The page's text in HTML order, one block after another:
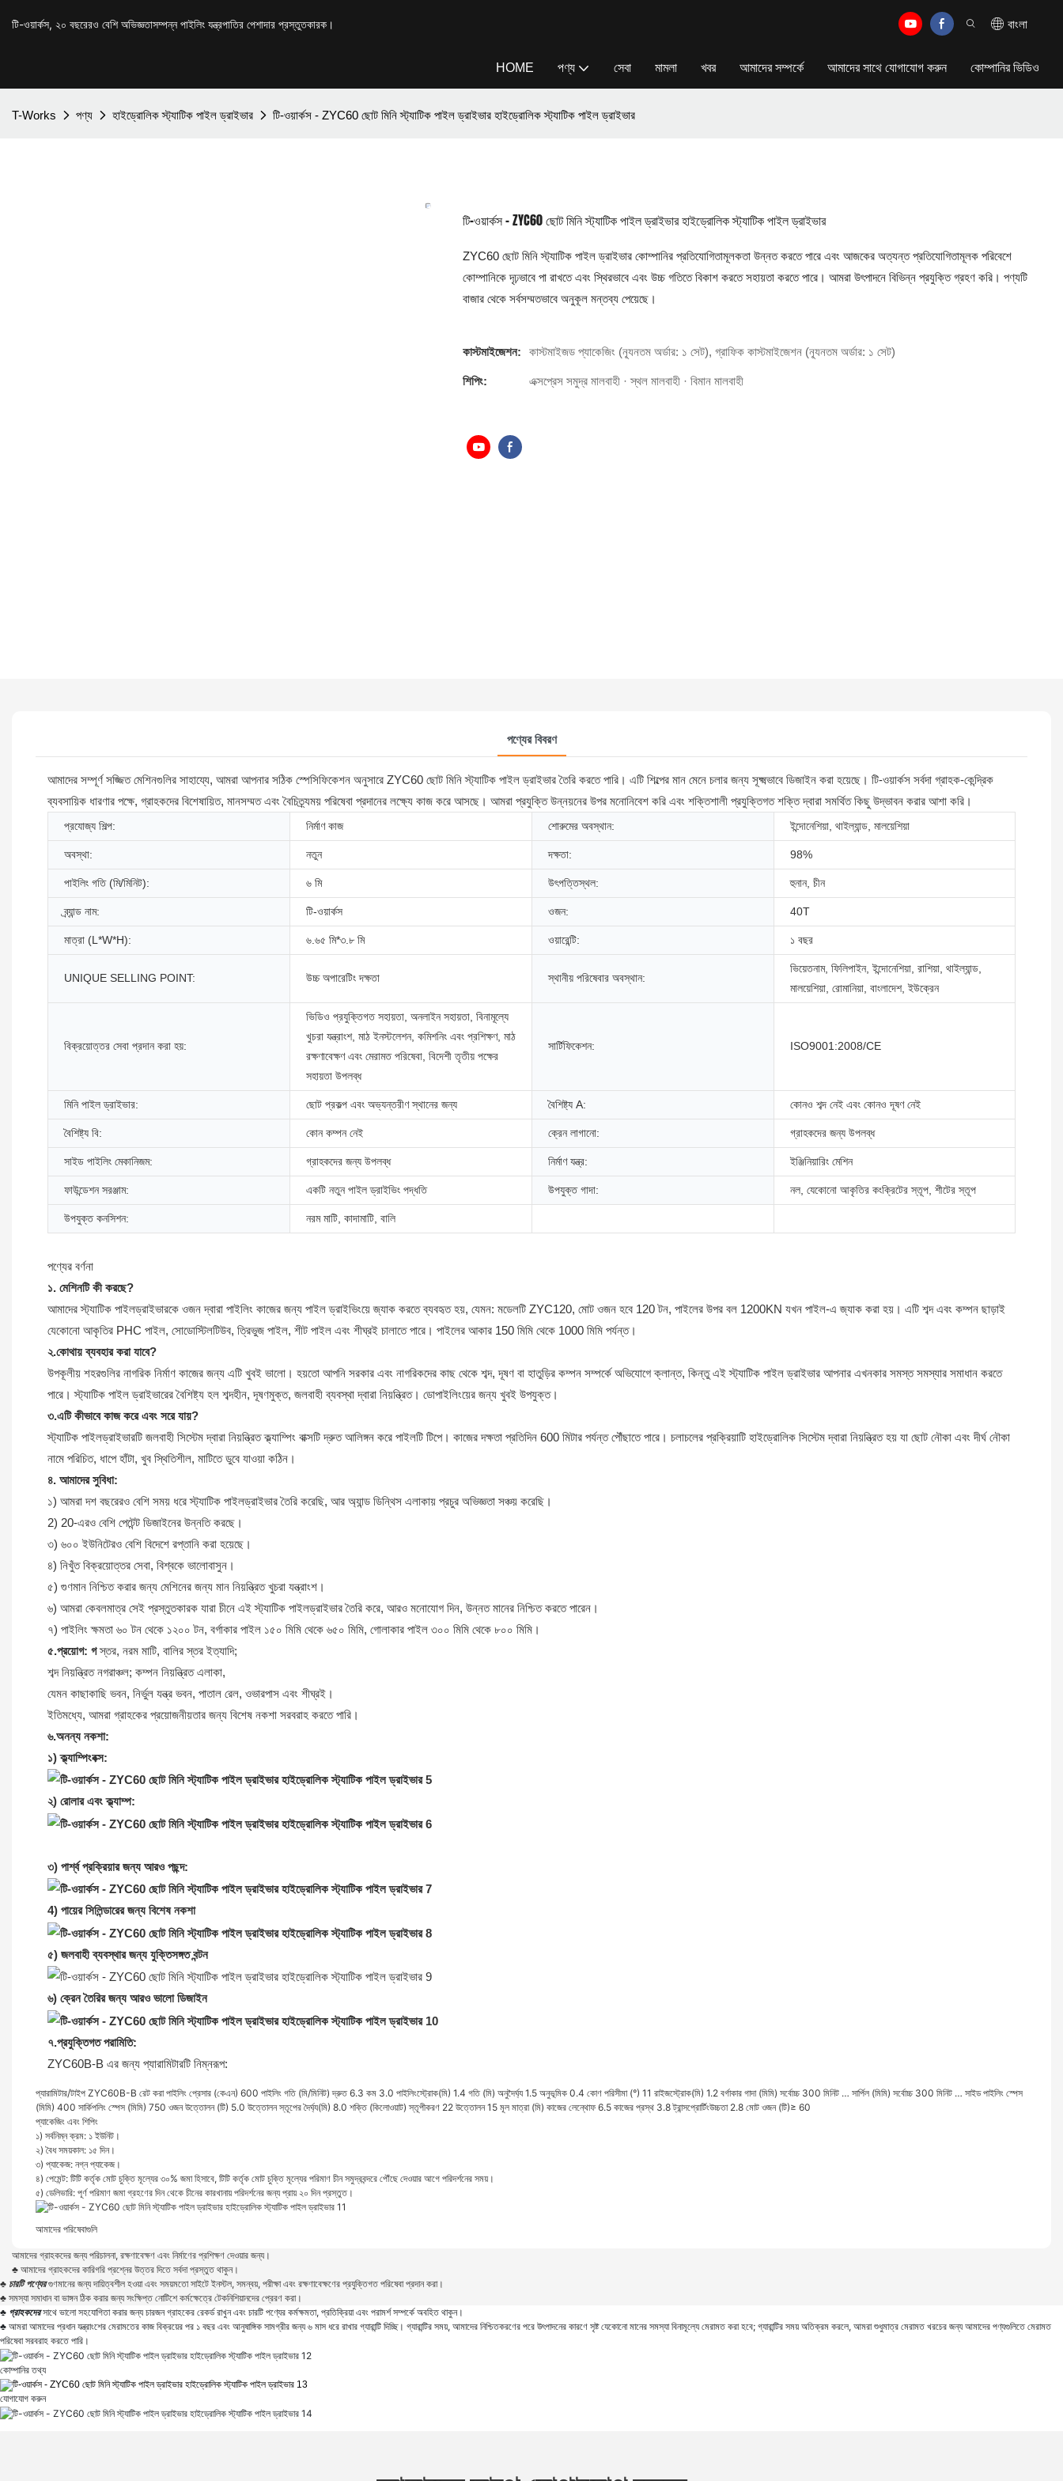
টি-ওয়ার্কস, ২০ বছরেরও বেশি অভিজ্ঞতাসম্পন্ন পাইলিং যন্ত্রপাতির পেশাদার প্রস্তুতকারক। বাংলা
HOME পণ্য সেবা মামলা খবর আমাদের সম্পর্কে আমাদের সাথে যোগাযোগ করুন কোম্পানির ভিডিও
T-Works পণ্য হাইড্রোলিক স্ট্যাটিক পাইল ড্রাইভার টি-ওয়ার্কস - ZYC60 ছোট মিনি স্ট্যাটিক পাইল ড্রাইভার হাইড্রোলিক স্ট্যাটিক পাইল ড্রাইভার
টি-ওয়ার্কস - ZYC60 ছোট মিনি স্ট্যাটিক পাইল ড্রাইভার হাইড্রোলিক স্ট্যাটিক পাইল ড্রাইভার
ZYC60 ছোট মিনি স্ট্যাটিক পাইল ড্রাইভার কোম্পানির প্রতিযোগিতামূলকতা উন্নত করতে পারে এবং আজকের অত্যন্ত প্রতিযোগিতামূলক পরিবেশে
কোম্পানিকে দৃঢ়ভাবে পা রাখতে এবং স্থিরভাবে এবং উচ্চ গতিতে বিকাশ করতে সহায়তা করতে পারে। আমরা উৎপাদনে বিভিন্ন প্রযুক্তি গ্রহণ করি। পণ্যটি
বাজার থেকে সর্বসম্মতভাবে অনুকূল মন্তব্য পেয়েছে।
কাস্টমাইজেশন: কাস্টমাইজড প্যাকেজিং (ন্যূনতম অর্ডার: ১ সেট), গ্রাফিক কাস্টমাইজেশন (ন্যূনতম অর্ডার: ১ সেট)
শিপিং: এক্সপ্রেস সমুদ্র মালবাহী · স্থল মালবাহী · বিমান মালবাহী
পণ্যের বিবরণ
আমাদের সম্পূর্ণ সজ্জিত মেশিনগুলির সাহায্যে, আমরা আপনার সঠিক স্পেসিফিকেশন অনুসারে ZYC60 ছোট মিনি স্ট্যাটিক পাইল ড্রাইভার তৈরি করতে পারি। এটি শিল্পের মান মেনে চলার জন্য সূক্ষ্মভাবে ডিজাইন করা হয়েছে। টি-ওয়ার্কস সর্বদা গ্রাহক-কেন্দ্রিক
ব্যবসায়িক ধারণার পক্ষে, গ্রাহকদের বিশেষায়িত, মানসম্মত এবং বৈচিত্র্যময় পরিষেবা প্রদানের লক্ষ্যে কাজ করে আসছে। আমরা প্রযুক্তি উন্নয়নের উপর মনোনিবেশ করি এবং শক্তিশালী প্রযুক্তিগত শক্তি দ্বারা সমর্থিত কিছু উদ্ভাবন করার আশা করি।
প্রযোজ্য শিল্প: নির্মাণ কাজ শোরুমের অবস্থান: ইন্দোনেশিয়া, থাইল্যান্ড, মালয়েশিয়া
অবস্থা: নতুন দক্ষতা: 98%
পাইলিং গতি (মি/মিনিট): ৬ মি উৎপত্তিস্থল: হুনান, চীন
ব্র্যান্ড নাম: টি-ওয়ার্কস ওজন: 40T
মাত্রা (L*W*H): ৬.৬৫ মি*৩.৮ মি ওয়ারেন্টি: ১ বছর
UNIQUE SELLING POINT: উচ্চ অপারেটিং দক্ষতা স্থানীয় পরিষেবার অবস্থান:
ভিয়েতনাম, ফিলিপাইন, ইন্দোনেশিয়া, রাশিয়া, থাইল্যান্ড,
মালয়েশিয়া, রোমানিয়া, বাংলাদেশ, ইউক্রেন
বিক্রয়োত্তর সেবা প্রদান করা হয়:
ভিডিও প্রযুক্তিগত সহায়তা, অনলাইন সহায়তা, বিনামূল্যে
খুচরা যন্ত্রাংশ, মাঠ ইনস্টলেশন, কমিশনিং এবং প্রশিক্ষণ, মাঠ
রক্ষণাবেক্ষণ এবং মেরামত পরিষেবা, বিদেশী তৃতীয় পক্ষের
সহায়তা উপলব্ধ
সার্টিফিকেশন: ISO9001:2008/CE
মিনি পাইল ড্রাইভার: ছোট প্রকল্প এবং অভ্যন্তরীণ স্থানের জন্য বৈশিষ্ট্য A: কোনও শব্দ নেই এবং কোনও দূষণ নেই
বৈশিষ্ট্য বি: কোন কম্পন নেই ক্রেন লাগানো: গ্রাহকদের জন্য উপলব্ধ
সাইড পাইলিং মেকানিজম: গ্রাহকদের জন্য উপলব্ধ নির্মাণ যন্ত্র: ইঞ্জিনিয়ারিং মেশিন
ফাউন্ডেশন সরঞ্জাম: একটি নতুন পাইল ড্রাইভিং পদ্ধতি উপযুক্ত গাদা: নল, যেকোনো আকৃতির কংক্রিটের স্তূপ, শীটের স্তূপ
উপযুক্ত কনসিশন: নরম মাটি, কাদামাটি, বালি
পণ্যের বর্ণনা
১. মেশিনটি কী করছে?
আমাদের স্ট্যাটিক পাইলড্রাইভারকে ওজন দ্বারা পাইলিং কাজের জন্য পাইল ড্রাইভিংয়ে জ্যাক করতে ব্যবহৃত হয়, যেমন: মডেলটি ZYC120, মোট ওজন হবে 120 টন, পাইলের উপর বল 1200KN যখন পাইল-এ জ্যাক করা হয়। এটি শব্দ এবং কম্পন ছাড়াই
যেকোনো আকৃতির PHC পাইল, সোডোস্টিলটিউব, ত্রিভুজ পাইল, শীট পাইল এবং শীঘ্রই চালাতে পারে। পাইলের আকার 150 মিমি থেকে 1000 মিমি পর্যন্ত।
২.কোথায় ব্যবহার করা যাবে?
উপকূলীয় শহরগুলির নাগরিক নির্মাণ কাজের জন্য এটি খুবই ভালো। হয়তো আপনি সরকার এবং নাগরিকদের কাছ থেকে শব্দ, দূষণ বা হাতুড়ির কম্পন সম্পর্কে অভিযোগে ক্লান্ত, কিন্তু এই স্ট্যাটিক পাইল ড্রাইভার আপনার এখনকার সমস্ত সমস্যার সমাধান করতে
পারে। স্ট্যাটিক পাইল ড্রাইভারের বৈশিষ্ট্য হল শব্দহীন, দূষণমুক্ত, জলবাহী ব্যবস্থা দ্বারা নিয়ন্ত্রিত। ডোপাইলিংয়ের জন্য খুবই উপযুক্ত।
৩.এটি কীভাবে কাজ করে এবং সরে যায়?
স্ট্যাটিক পাইলড্রাইভারটি জলবাহী সিস্টেম দ্বারা নিয়ন্ত্রিত ক্ল্যাম্পিং বাক্সটি দ্রুত আলিঙ্গন করে পাইলটি টিপে। কাজের দক্ষতা প্রতিদিন 600 মিটার পর্যন্ত পৌঁছাতে পারে। চলাচলের প্রক্রিয়াটি হাইড্রোলিক সিস্টেম দ্বারা নিয়ন্ত্রিত হয় যা ছোট নৌকা এবং দীর্ঘ নৌকা
নামে পরিচিত, ধাপে হাঁটা, খুব স্থিতিশীল, মাটিতে ডুবে যাওয়া কঠিন।
৪. আমাদের সুবিধা:
১) আমরা দশ বছরেরও বেশি সময় ধরে স্ট্যাটিক পাইলড্রাইভার তৈরি করেছি, আর অ্যান্ড ডিন্থিস এলাকায় প্রচুর অভিজ্ঞতা সঞ্চয় করেছি।
2) 20-এরও বেশি পেটেন্ট ডিজাইনের উন্নতি করছে।
৩) ৬০০ ইউনিটেরও বেশি বিদেশে রপ্তানি করা হয়েছে।
৪) নিখুঁত বিক্রয়োত্তর সেবা, বিশ্বকে ভালোবাসুন।
৫) গুণমান নিশ্চিত করার জন্য মেশিনের জন্য মান নিয়ন্ত্রিত খুচরা যন্ত্রাংশ।
৬) আমরা কেবলমাত্র সেই প্রস্তুতকারক যারা চীনে এই স্ট্যাটিক পাইলড্রাইভার তৈরি করে, আরও মনোযোগ দিন, উন্নত মানের নিশ্চিত করতে পারেন।
৭) পাইলিং ক্ষমতা ৬০ টন থেকে ১২০০ টন, বর্গাকার পাইল ১৫০ মিমি থেকে ৬৫০ মিমি, গোলাকার পাইল ৩০০ মিমি থেকে ৮০০ মিমি।
৫.প্রয়োগ: গ স্তর, নরম মাটি, বালির স্তর ইত্যাদি;
শব্দ নিয়ন্ত্রিত নগরাঞ্চল; কম্পন নিয়ন্ত্রিত এলাকা,
যেমন কাছাকাছি ভবন, নির্ভুল যন্ত্র ভবন, পাতাল রেল, ওভারপাস এবং শীঘ্রই।
ইতিমধ্যে, আমরা গ্রাহকের প্রয়োজনীয়তার জন্য বিশেষ নকশা সরবরাহ করতে পারি।
৬.অনন্য নকশা:
১) ক্ল্যাম্পিংবক্স:
২) রোলার এবং ক্ল্যাম্প:
৩) পার্শ্ব প্রক্রিয়ার জন্য আরও পছন্দ:
4) পায়ের সিলিন্ডারের জন্য বিশেষ নকশা
৫) জলবাহী ব্যবস্থার জন্য যুক্তিসঙ্গত বন্টন
৬) ক্রেন তৈরির জন্য আরও ভালো ডিজাইন
৭.প্রযুক্তিগত পরামিতি:
ZYC60B-B এর জন্য প্যারামিটারটি নিম্নরূপ:
প্যারামিটার/টাইপ ZYC60B-B রেট করা পাইলিং প্রেসার (কেএন) 600 পাইলিং গতি (মি/মিনিট) দ্রুত 6.3 কম 3.0 পাইলিংস্ট্রোক(মি) 1.4 গতি (মি) অনুদৈর্ঘ্য1.5 অনুভূমিক 0.4 কোণ পরিসীমা (°) 11 রাইজস্ট্রোক(মি) 1.2 বর্গাকার গাদা (মিমি) সর্বোচ্চ 300 মিনিট … সার্পিল (মিমি) সর্বোচ্চ 300 মিনিট … সাইড পাইলিং স্পেস
(মিমি) 400 সার্কিপলিং স্পেস (মিমি) 750 ওজন উত্তোলন (টি) 5.0 উত্তোলন স্তূপের দৈর্ঘ্য(মি) 8.0 শক্তি (কিলোওয়াট) স্তূপীকরণ 22 উত্তোলন15 মূল মাত্রা (মি) কাজের লেন্থোফ 6.5 কাজের প্রস্থ 3.8ট্রান্সপ্রোর্টিংউচ্চতা 2.8 মোট ওজন (টি)≥ 60
প্যাকেজিং এবং শিপিং
১) সর্বনিম্ন ক্রম: ১ ইউনিট।
২) বৈধ সময়কাল: ১৫ দিন।
৩) প্যাকেজ: নগ্ন প্যাকেজ।
৪) পেমেন্ট: টিটি কর্তৃক মোট চুক্তি মূল্যের ৩০% জমা হিসাবে, টিটি কর্তৃক মোট চুক্তি মূল্যের পরিমাণ চীন সমুদ্রবন্দরে পৌঁছে দেওয়ার আগে পরিদর্শনের সময়।
৫) ডেলিভারি: পূর্ণ পরিমাণ জমা গ্রহণের দিন থেকে চীনের কারখানায় পরিদর্শনের জন্য প্রায় ২০ দিন প্রস্তুত।
আমাদের পরিষেবাগুলি
আমাদের গ্রাহকদের জন্য পরিচালনা, রক্ষণাবেক্ষণ এবং নির্মাণের প্রশিক্ষণ দেওয়ার জন্য।
♣ আমাদের গ্রাহকদের কারিগরি প্রশ্নের উত্তর দিতে সর্বদা প্রস্তুত থাকুন।
♣ চারটি পণ্যেরগুণমানের জন্য দায়িত্বশীল হওয়া এবং সময়মতো সাইটে ইনস্টল, সমন্বয়, পরীক্ষা এবং রক্ষণাবেক্ষণের প্রযুক্তিগত পরিষেবা প্রদান করা।
♣ সমস্যা সমাধান বা ভাঙ্গন ঠিক করার জন্য সংক্ষিপ্ত নোটিশে কর্মক্ষেত্রে টেকনিশিয়ানদের প্রেরণ করা।
♣ গ্রাহকদেরসাথে ভালো সহযোগিতা করার জন্য চারজন গ্রাহকের রেকর্ড রাখুন এবং চারটি পণ্যের কর্মক্ষমতা, প্রতিক্রিয়া এবং পরামর্শ সম্পর্কে অবহিত থাকুন।
♣ আমরা আমাদের প্রধান যন্ত্রাংশের মেরামতের কাজ বিক্রয়ের পর ১ বছর এবং আনুষাঙ্গিক সামগ্রীর জন্য ৬ মাস ধরে রাখার গ্যারান্টি দিচ্ছি। গ্যারান্টির সময়, আমাদের নিশ্চিতকরণের পরে উৎপাদনের কারণে সৃষ্ট যেকোনো মানের সমস্যা বিনামূল্যে মেরামত করা হবে; গ্যারান্টির সময় অতিক্রম করলে, আমরা শুধুমাত্র মেরামত খরচের জন্য আমাদের পণ্যগুলিতে মেরামত
পরিষেবা সরবরাহ করতে পারি।
কোম্পানির তথ্য
যোগাযোগ করুন